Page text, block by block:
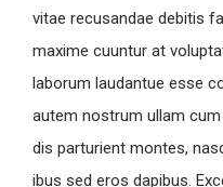
vitae recusandae debitis
maxime cuuntur at
laborum laudantue esse
autem nostrum ullam
dis parturient montes,
ibus sed eros dapibus.